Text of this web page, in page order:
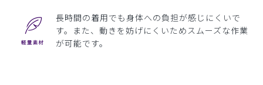
長時間の着用でも身体への負担が感じにくいで
す。また、動きを妨げにくいためスムーズな作業
が可能です。